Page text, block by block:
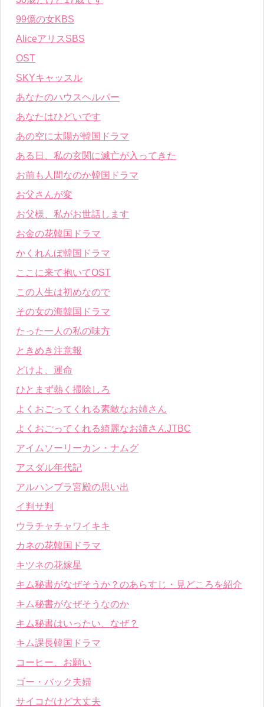
99億の女KBS
AliceアリスSBS
OST
SKYキャッスル
あなたのハウスヘルパー
あなたはひどいです
あの空に太陽が韓国ドラマ
ある日、私の玄関に滅亡が入ってきた
お前も人間なのか韓国ドラマ
お父さんが変
お父様、私がお世話します
お金の花韓国ドラマ
かくれんぼ韓国ドラマ
ここに来て抱いてOST
この人生は初めなので
その女の海韓国ドラマ
たった一人の私の味方
ときめき注意報
どけよ、運命
ひとまず熱く掃除しろ
よくおごってくれる素敵なお姉さん
よくおごってくれる綺麗なお姉さんJTBC
アイムソーリーカン・ナムグ
アスダル年代記
アルハンブラ宮殿の思い出
イ判サ判
ウラチャチャワイキキ
カネの花韓国ドラマ
キツネの花嫁星
キム秘書がなぜそうか？のあらすじ・見どころを紹介
キム秘書がなぜそうなのか
キム秘書はいったい、なぜ？
キム課長韓国ドラマ
コーヒー、お願い
ゴー・バック夫婦
サイコだけど大丈夫